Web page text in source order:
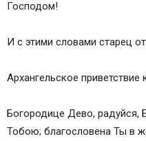
Господом!
И с этими словами старец
Архангельское
Богородице Дево, радуйся,
Тобою; благословена Ты в